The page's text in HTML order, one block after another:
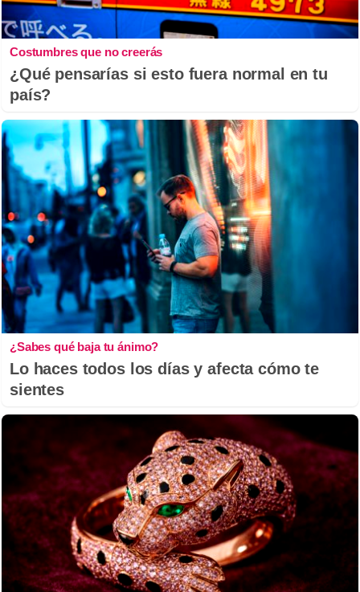
Costumbres que no creerás
¿Qué pensarías si esto fuera normal en tu
país?
¿Sabes qué baja tu ánimo?
Lo haces todos los días y afecta cómo te
sientes